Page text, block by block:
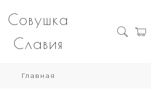
Совушка
Славия
Главная